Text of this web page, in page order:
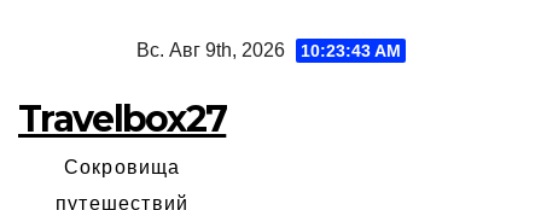
Вс. Авг 9th, 2026 10:23:44 AM
Travelbox27
Сокровища
путешествий